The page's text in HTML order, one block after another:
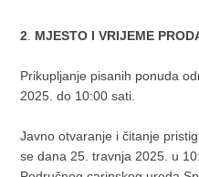
2. MJESTO I VRIJEME
Prikupljanje pisanih ponuda
2025. do 10:00 sati.
Javno otvaranje i čitanje
se dana 25. travnja 2025. u